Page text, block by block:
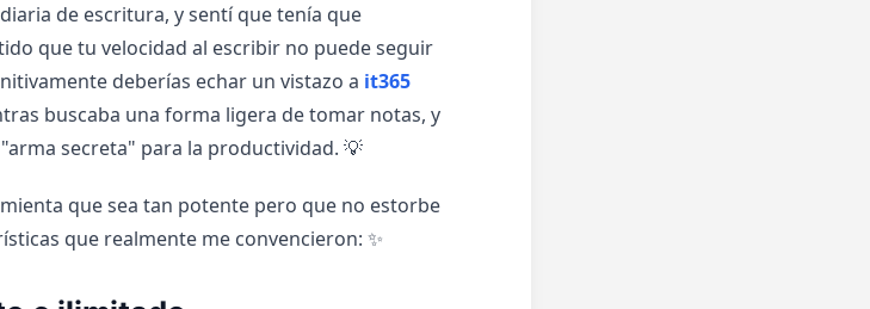
de escritura, y sentí que tenía que
que tu velocidad al escribir no puede seguir
deberías echar un vistazo a it365
buscaba una forma ligera de tomar notas, y
secreta" para la productividad. 💡
que sea tan potente pero que no estorbe
que realmente me convencieron: ✨